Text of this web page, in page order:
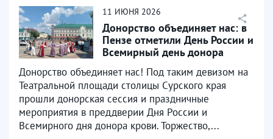
11 ИЮНЯ 2026
Донорство объединяет нас: в
Пензе отметили День России и
Всемирный день донора
Донорство объединяет нас! Под таким девизом на
Театральной площади столицы Сурского края
прошли донорская сессия и праздничные
мероприятия в преддверии Дня России и
Всемирного дня донора крови. Торжество,...